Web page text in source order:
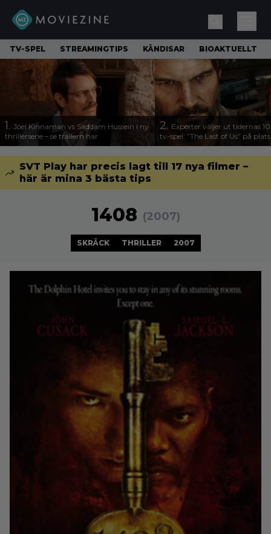
TV-SPEL STREAMINGTIPS KÄNDISAR BIOAKTUELLT
1. Joel Kinnaman vs Saddam Hussein i ny
thrillerserie – se trailern här
2. Experter väljer ut tidernas
tv-spel: ”The Last of Us” på
SVT Play har precis lagt till 17 nya filmer –
här är mina 3 bästa tips
1408 (2007)
SKRÄCK THRILLER 2007